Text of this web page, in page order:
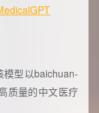
型以baichuan-
质量的中文医疗